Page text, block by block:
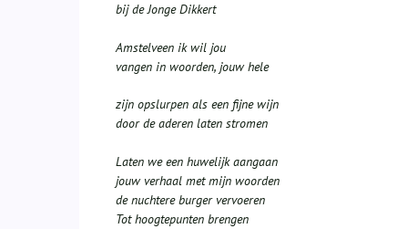
bij de Jonge Dikkert
Amstelveen ik wil jou
vangen in woorden, jouw hele
zijn opslurpen als een fijne wijn
door de aderen laten stromen
Laten we een huwelijk aangaan
jouw verhaal met mijn woorden
de nuchtere burger vervoeren
Tot hoogtepunten brengen